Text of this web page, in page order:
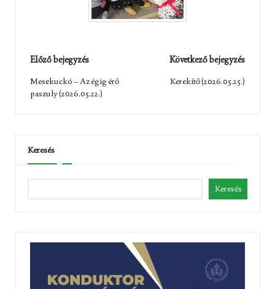
Post
navigation
Előző bejegyzés
Mesekuckó – Az égig érő
paszuly (2026.05.22.)
Következő bejegyzés
Kerekítő (2026.05.25.)
Keresés
Keresés